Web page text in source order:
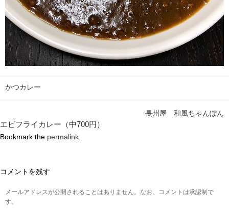
かつカレー
長州屋 和風ちゃんぽん
エビフライカレー（中700円）
Bookmark the permalink.
コメントを残す
メールアドレスが公開されることはありません。なお、コメントは承認制で
す。